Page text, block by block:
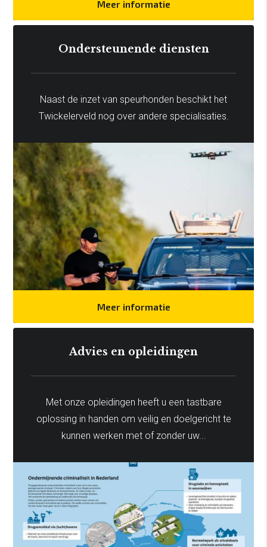
Meer informatie
Ondersteunende diensten
Naast de inzet van speurhonden beschikt het
Twickelerveld nog over andere specialisaties.
Meer informatie
Advies en opleidingen
Met onze opleidingen heeft u een tastbare
oplossing in handen om veilig en doelgericht te
kunnen werken met of zonder uw...